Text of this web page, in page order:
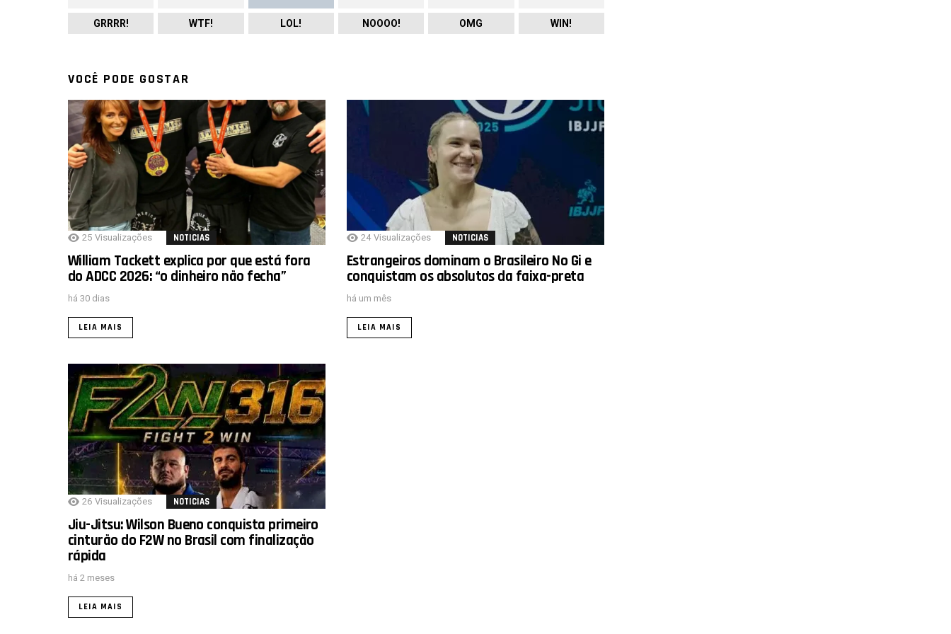
GRRRR! WTF! LOL! NOOOO! OMG WIN!
VOCÊ PODE GOSTAR
25 Visualizações NOTICIAS
William Tackett explica por que está fora
do ADCC 2026: “o dinheiro não fecha”
há 30 dias
LEIA MAIS
24 Visualizações NOTICIAS
Estrangeiros dominam o Brasileiro No Gi e
conquistam os absolutos da faixa-preta
há um mês
LEIA MAIS
26 Visualizações NOTICIAS
Jiu-Jitsu: Wilson Bueno conquista primeiro
cinturão do F2W no Brasil com finalização
rápida
há 2 meses
LEIA MAIS